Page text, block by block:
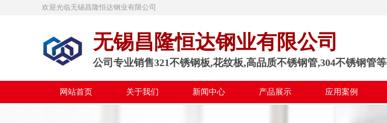
欢迎光临无锡昌隆恒达钢业有限公司
无锡昌隆恒达钢业有限公司
公司专业销售321不锈钢板,花纹板,高品质不锈钢管,304不锈钢管等
网站首页 关于我们 新闻中心 产品展示 应用案例